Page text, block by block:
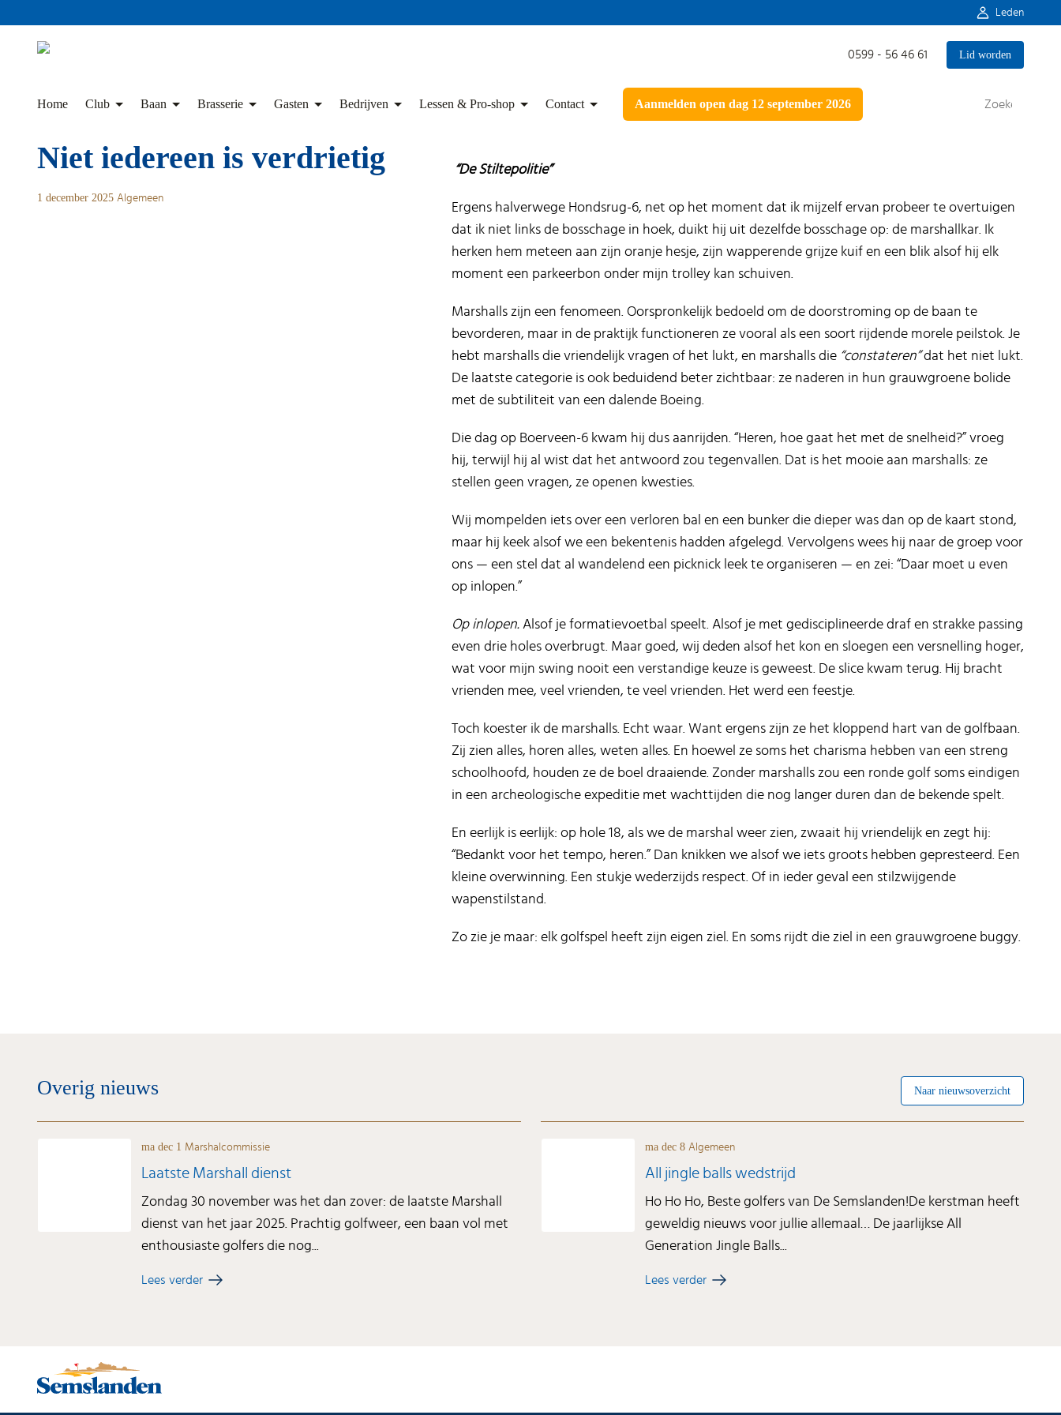
Leden
0599 - 56 46 61 Lid worden
Home Club Baan Brasserie Gasten Bedrijven Lessen & Pro-shop Contact Aanmelden open dag 12 september 2026
Niet iedereen is verdrietig
1 december 2025 Algemeen
“De Stiltepolitie”
Ergens halverwege Hondsrug-6, net op het moment dat ik mijzelf ervan probeer te overtuigen
dat ik niet links de bosschage in hoek, duikt hij uit dezelfde bosschage op: de marshallkar. Ik
herken hem meteen aan zijn oranje hesje, zijn wapperende grijze kuif en een blik alsof hij elk
moment een parkeerbon onder mijn trolley kan schuiven.
Marshalls zijn een fenomeen. Oorspronkelijk bedoeld om de doorstroming op de baan te
bevorderen, maar in de praktijk functioneren ze vooral als een soort rijdende morele peilstok. Je
hebt marshalls die vriendelijk vragen of het lukt, en marshalls die “constateren”dat het niet lukt.
De laatste categorie is ook beduidend beter zichtbaar: ze naderen in hun grauwgroene bolide
met de subtiliteit van een dalende Boeing.
Die dag op Boerveen-6 kwam hij dus aanrijden. “Heren, hoe gaat het met de snelheid?” vroeg
hij, terwijl hij al wist dat het antwoord zou tegenvallen. Dat is het mooie aan marshalls: ze
stellen geen vragen, ze openen kwesties.
Wij mompelden iets over een verloren bal en een bunker die dieper was dan op de kaart stond,
maar hij keek alsof we een bekentenis hadden afgelegd. Vervolgens wees hij naar de groep voor
ons — een stel dat al wandelend een picknick leek te organiseren — en zei: “Daar moet u even
op inlopen.”
Op inlopen. Alsof je formatievoetbal speelt. Alsof je met gedisciplineerde draf en strakke passing
even drie holes overbrugt. Maar goed, wij deden alsof het kon en sloegen een versnelling hoger,
wat voor mijn swing nooit een verstandige keuze is geweest. De slice kwam terug. Hij bracht
vrienden mee, veel vrienden, te veel vrienden. Het werd een feestje.
Toch koester ik de marshalls. Echt waar. Want ergens zijn ze het kloppend hart van de golfbaan.
Zij zien alles, horen alles, weten alles. En hoewel ze soms het charisma hebben van een streng
schoolhoofd, houden ze de boel draaiende. Zonder marshalls zou een ronde golf soms eindigen
in een archeologische expeditie met wachttijden die nog langer duren dan de bekende spelt.
En eerlijk is eerlijk: op hole 18, als we de marshal weer zien, zwaait hij vriendelijk en zegt hij:
“Bedankt voor het tempo, heren.” Dan knikken we alsof we iets groots hebben gepresteerd. Een
kleine overwinning. Een stukje wederzijds respect. Of in ieder geval een stilzwijgende
wapenstilstand.
Zo zie je maar: elk golfspel heeft zijn eigen ziel. En soms rijdt die ziel in een grauwgroene buggy.
Overig nieuws Naar nieuwsoverzicht
ma dec 1 Marshalcommissie
Laatste Marshall dienst
Zondag 30 november was het dan zover: de laatste Marshall
dienst van het jaar 2025. Prachtig golfweer, een baan vol met
enthousiaste golfers die nog...
Lees verder
ma dec 8 Algemeen
All jingle balls wedstrijd
Ho Ho Ho, Beste golfers van De Semslanden!De kerstman heeft
geweldig nieuws voor jullie allemaal… De jaarlijkse All
Generation Jingle Balls...
Lees verder